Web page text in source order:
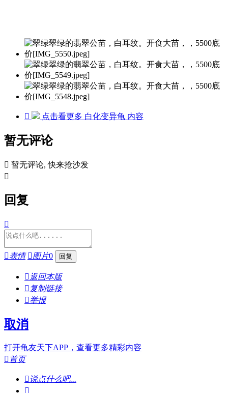
 点击看更多 白化变异龟 内容
暂无评论
 暂无评论, 快来抢沙发

回复

表情 图片0
 返回本版
 复制链接
举报
取消
打开龟友天下APP，查看更多精彩内容
 首页
说点什么吧...
